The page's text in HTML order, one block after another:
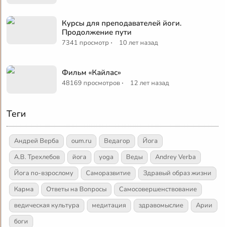
Курсы для преподавателей йоги.
Продолжение пути
7341 просмотр · 10 лет назад
Фильм «Кайлас»
48169 просмотров · 12 лет назад
Теги
Андрей Верба oum.ru Ведагор
Йога
А.В. Трехлебов
йога yoga Веды
Andrey Verba
Йога по-взрослому
Саморазвитие
Здравый образ жизни
Карма
Ответы на Вопросы
Самосовершенствование
ведическая культура
медитация здравомыслие
Арии
боги